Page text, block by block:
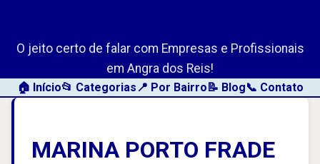
O jeito certo de falar com Empresas e Profissionais
em Angra dos Reis!
🏠 Início📂 Categorias 📍 Por Bairro📝 Blog📞 Contato
MARINA PORTO FRADE